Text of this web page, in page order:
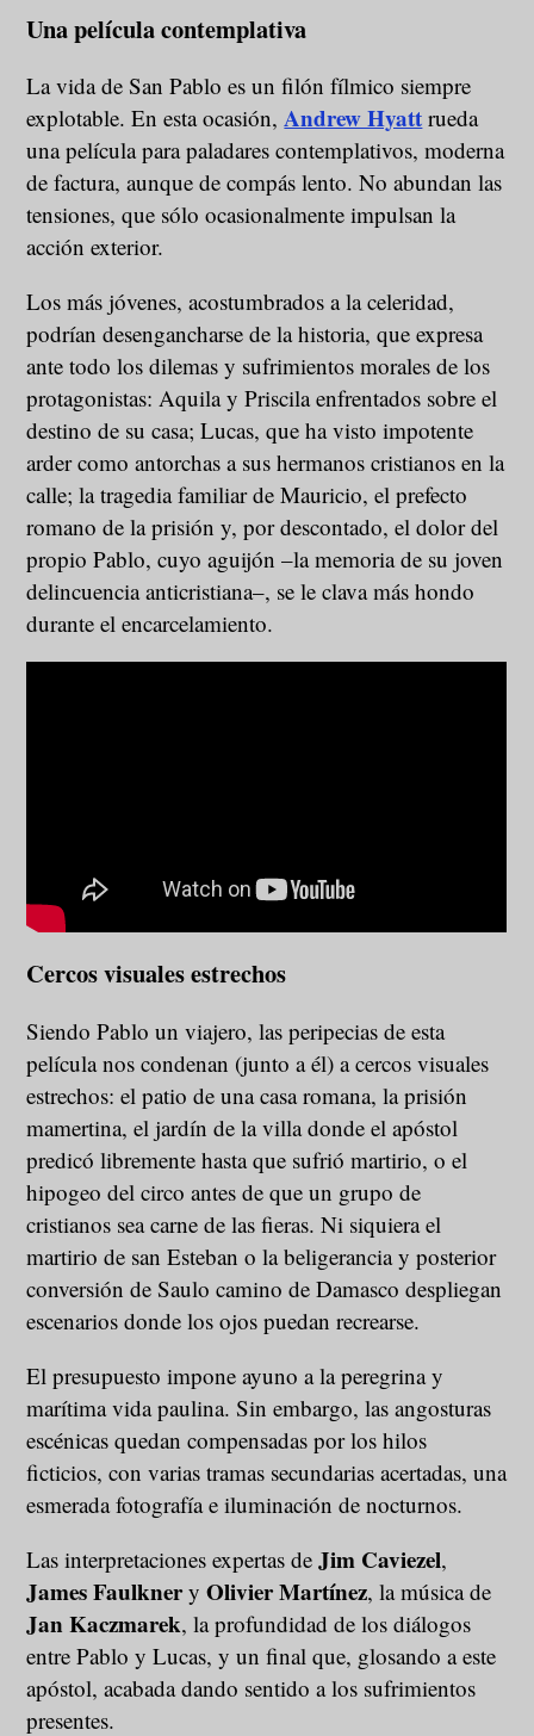
Una película contemplativa
La vida de San Pablo es un filón fílmico siempre
explotable. En esta ocasión,Andrew Hyatt rueda
una película para paladares contemplativos, moderna
de factura, aunque de compás lento. No abundan las
tensiones, que sólo ocasionalmente impulsan la
acción exterior.
Los más jóvenes, acostumbrados a la celeridad,
podrían desengancharse de la historia, que expresa
ante todo los dilemas y sufrimientos morales de los
protagonistas: Aquila y Priscila enfrentados sobre el
destino de su casa; Lucas, que ha visto impotente
arder como antorchas a sus hermanos cristianos en la
calle; la tragedia familiar de Mauricio, el prefecto
romano de la prisión y, por descontado, el dolor del
propio Pablo, cuyo aguijón –la memoria de su joven
delincuencia anticristiana–, se le clava más hondo
durante el encarcelamiento.
Cercos visuales estrechos
Siendo Pablo un viajero, las peripecias de esta
película nos condenan (junto a él) a cercos visuales
estrechos: el patio de una casa romana, la prisión
mamertina, el jardín de la villa donde el apóstol
predicó libremente hasta que sufrió martirio, o el
hipogeo del circo antes de que un grupo de
cristianos sea carne de las fieras. Ni siquiera el
martirio de san Esteban o la beligerancia y posterior
conversión de Saulo camino de Damasco despliegan
escenarios donde los ojos puedan recrearse.
El presupuesto impone ayuno a la peregrina y
marítima vida paulina. Sin embargo, las angosturas
escénicas quedan compensadas por los hilos
ficticios, con varias tramas secundarias acertadas, una
esmerada fotografía e iluminación de nocturnos.
Las interpretaciones expertas deJim Caviezel,
James FaulkneryOlivier Martínez, la música de
Jan Kaczmarek, la profundidad de los diálogos
entre Pablo y Lucas, y un final que, glosando a este
apóstol, acabada dando sentido a los sufrimientos
presentes.